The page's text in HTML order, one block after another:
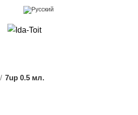
7up 0.5 мл.